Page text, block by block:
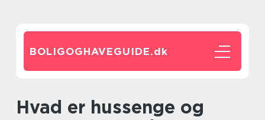
BOLIGOGHAVEGUIDE.dk
Hvad er hussenge og